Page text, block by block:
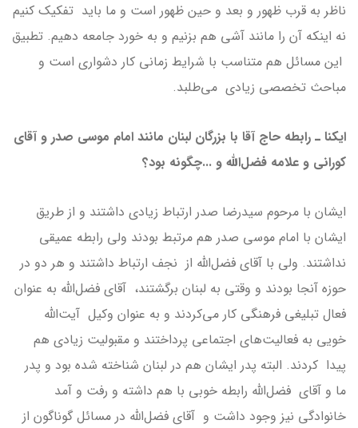
ناظر به قرب ظهور و بعد و حین ظهور است و ما باید تفکیک کنیم
نه اینکه آن را مانند آشی هم بزنیم و به خورد جامعه دهیم. تطبیق
این مسائل هم متناسب با شرایط زمانی کار دشواری است و
مباحث تخصصی زیادی می‌طلبد.
ایکنا ـ رابطه حاج آقا با بزرگان لبنان مانند امام موسی صدر و آقای
کورانی و علامه فضل‌الله و ...چگونه بود؟
ایشان با مرحوم سیدرضا صدر ارتباط زیادی داشتند و از طریق
ایشان با امام موسی صدر هم مرتبط بودند ولی رابطه عمیقی
نداشتند. ولی با آقای فضل‌الله از نجف ارتباط داشتند و هر دو در
حوزه آنجا بودند و وقتی به لبنان برگشتند، آقای فضل‌الله به عنوان
فعال تبلیغی فرهنگی کار می‌کردند و به عنوان وکیل آیت‌الله
خویی به فعالیت‌های اجتماعی پرداختند و مقبولیت زیادی هم
پیدا کردند. البته پدر ایشان هم در لبنان شناخته شده بود و پدر
ما و آقای فضل‌الله رابطه خوبى با هم داشته و رفت و آمد
خانوادگی نيز وجود داشت و آقای فضل‌الله در مسائل گوناگون از